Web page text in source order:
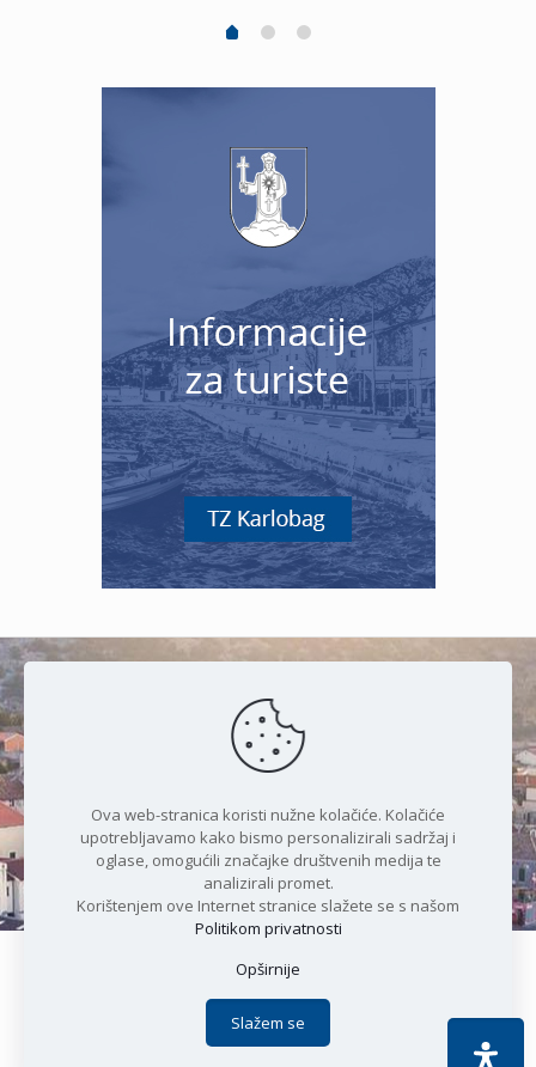
Čudesan spoj kristalnog mora i
prirode
Copyright © 2021 Općina Karlobag | Sva prava pridržana |
Politika privatnosti
Apoc IT
Ova web-stranica koristi nužne kolačiće. Kolačiće
upotrebljavamo kako bismo personalizirali sadržaj i
oglase, omogućili značajke društvenih medija te
analizirali promet.
Korištenjem ove Internet stranice slažete se s našom
Politikom privatnosti
Opširnije
Slažem se